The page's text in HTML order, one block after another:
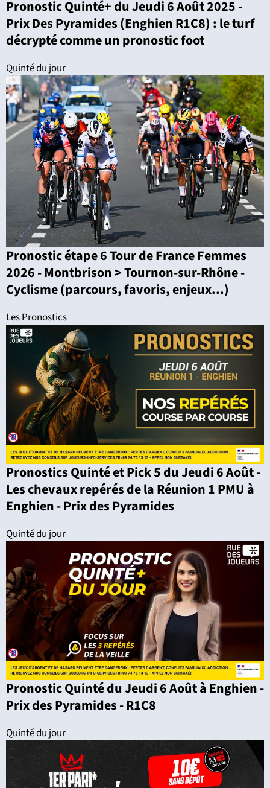
Pronostic Quinté+ du Jeudi 6 Août 2025 -
Prix Des Pyramides (Enghien R1C8) : le turf
décrypté comme un pronostic foot
Quinté du jour
Pronostic étape 6 Tour de France Femmes
2026 - Montbrison > Tournon-sur-Rhône -
Cyclisme (parcours, favoris, enjeux...)
Les Pronostics
Pronostics Quinté et Pick 5 du Jeudi 6 Août -
Les chevaux repérés de la Réunion 1 PMU à
Enghien - Prix des Pyramides
Quinté du jour
Pronostic Quinté du Jeudi 6 Août à Enghien -
Prix des Pyramides - R1C8
Quinté du jour